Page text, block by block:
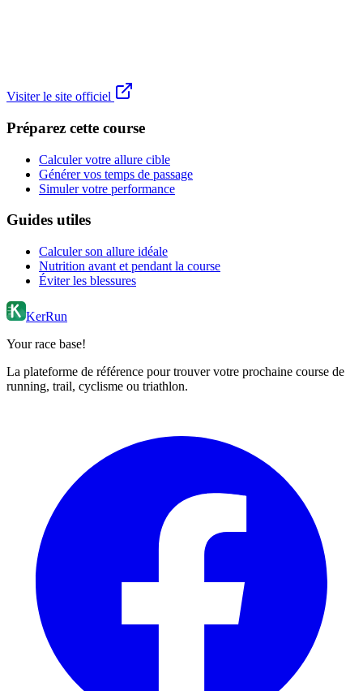
Visiter le site officiel
Préparez cette course
Calculer votre allure cible
Générer vos temps de passage
Simuler votre performance
Guides utiles
Calculer son allure idéale
Nutrition avant et pendant la course
Éviter les blessures
KerRun
Your race base!
La plateforme de référence pour trouver votre prochaine course de
running, trail, cyclisme ou triathlon.